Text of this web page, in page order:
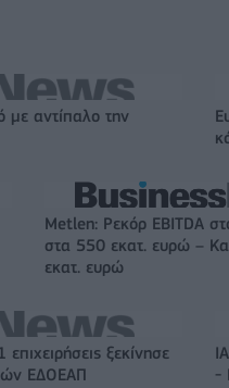
με αντίπαλο την
Metlen: Ρεκόρ EBITDA
στα 550 εκατ. ευρώ –
εκατ. ευρώ
ξεκίνησε
ΕΔΟΕΑΠ
-